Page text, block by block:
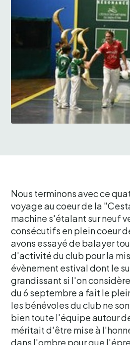
Nous terminons avec ce
voyage au coeur de la
machine s'étalant sur neuf
consécutifs en plein coeur
avons essayé de balayer
d'activité du club pour la
évènement estival dont le
grandissant si l'on
du 6 septembre a fait le
les bénévoles du club ne
bien toute l'équipe autour
méritait d'être mise à
dans l'ombre pour que